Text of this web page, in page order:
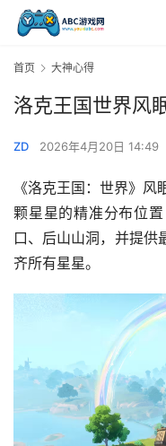
首页 大神心得
洛克王国世界风
ZD 2026年4月20日 14:49
《洛克王国：世界》
颗星星的精准分布位
口、后山山洞，并提供
齐所有星星。